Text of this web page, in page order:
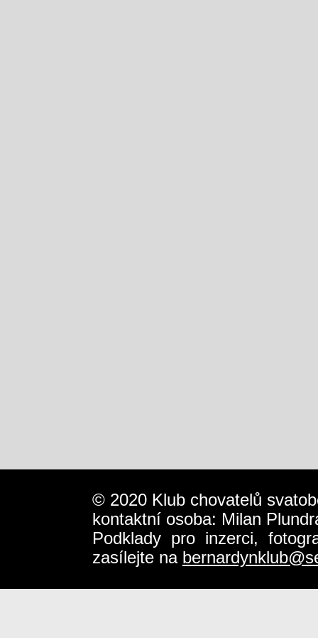
© 2020 Klub chovatelů
kontaktní osoba: Milan
Podklady pro inzerci,
zasílejte na